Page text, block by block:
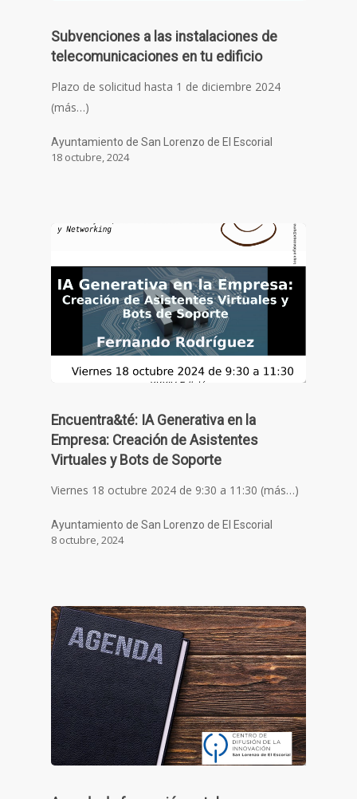
Subvenciones a las instalaciones de
telecomunicaciones en tu edificio
Plazo de solicitud hasta 1 de diciembre 2024
(más…)
Ayuntamiento de San Lorenzo de El Escorial
18 octubre, 2024
Encuentra&té: IA Generativa en la
Empresa: Creación de Asistentes
Virtuales y Bots de Soporte
Viernes 18 octubre 2024 de 9:30 a 11:30 (más…)
Ayuntamiento de San Lorenzo de El Escorial
8 octubre, 2024